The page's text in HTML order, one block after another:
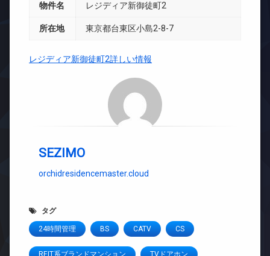
物件名 レジディア新御徒町2
所在地 東京都台東区小島2-8-7
レジディア新御徒町2詳しい情報
SEZIMO
orchidresidencemaster.cloud
タグ
24時間管理 BS CATV CS
REIT系ブランドマンション TVドアホン